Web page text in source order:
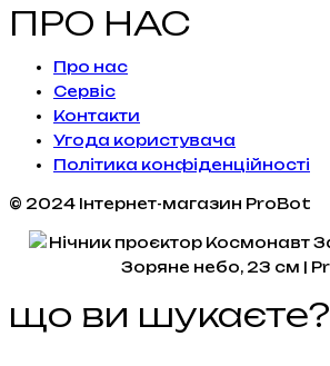
ПРО НАС
Про нас
Сервiс
Контакти
Угода користувача
Політика конфіденційності
© 2024 Інтернет-магазин ProBot
що ви шукаєте?